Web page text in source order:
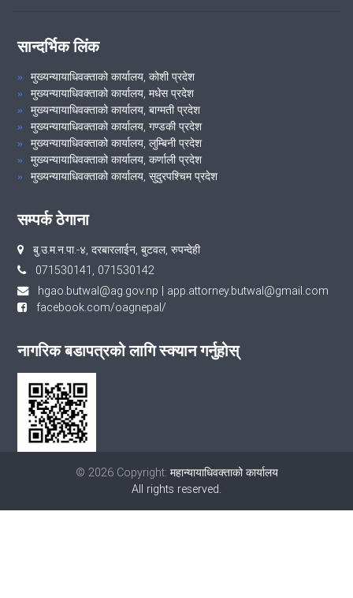
सान्दर्भिक लिंक
मुख्यन्यायाधिवक्ताको कार्यालय, कोशी प्रदेश
मुख्यन्यायाधिवक्ताको कार्यालय, मधेस प्रदेश
मुख्यन्यायाधिवक्ताको कार्यालय, बाग्मती प्रदेश
मुख्यन्यायाधिवक्ताको कार्यालय, गण्डकी प्रदेश
मुख्यन्यायाधिवक्ताको कार्यालय, लुम्बिनी प्रदेश
मुख्यन्यायाधिवक्ताको कार्यालय, कर्णाली प्रदेश
मुख्यन्यायाधिवक्ताको कार्यालय, सुदुरपश्चिम प्रदेश
सम्पर्क ठेगाना
बु.उ‍‌.म.न.पा.-४, दरबारलाईन, बुटवल, रुपन्देही
071530141, 071530142
hgao.butwal@ag.gov.np
app.attorney.butwal@gmail.com
facebook.com/oagnepal/
नागरिक बडापत्रको लागि स्क्यान गर्नुहोस्
© 2026 Copyright: महान्यायाधिवक्ताको कार्यालय
All rights reserved.